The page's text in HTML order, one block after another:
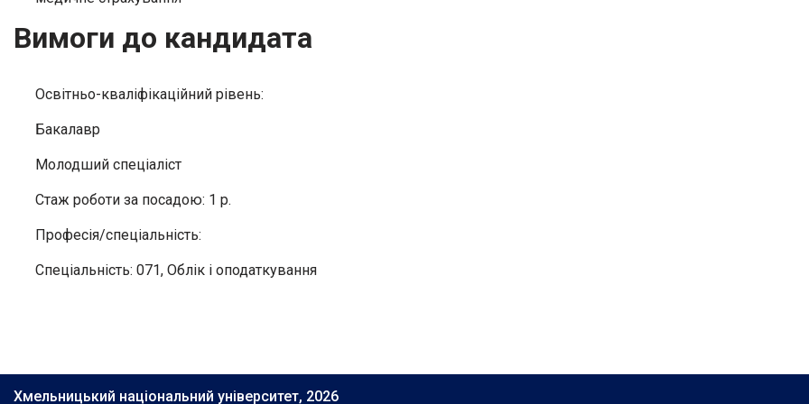
Вимоги до кандидата
Освітньо-кваліфікаційний рівень:
Бакалавр
Молодший спеціаліст
Стаж роботи за посадою: 1 р.
Професія/спеціальність:
Спеціальність: 071, Облік і оподаткування
Хмельницький національний університет, 2026